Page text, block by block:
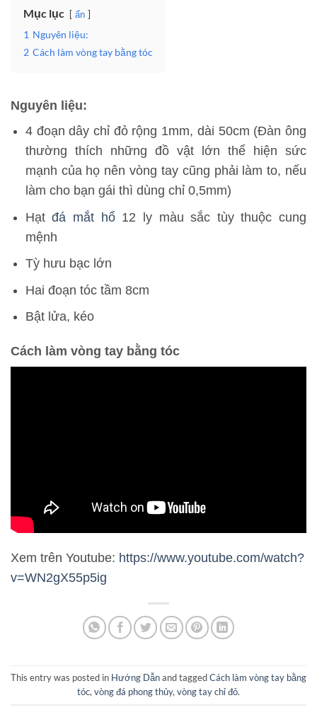
Mục lục ẩn
1 Nguyên liệu:
2 Cách làm vòng tay bằng tóc
Nguyên liệu:
4 đoạn dây chỉ đỏ rộng 1mm, dài 50cm (Đàn ông
thường thích những đồ vật lớn thể hiện sức
mạnh của họ nên vòng tay cũng phải làm to, nếu
làm cho bạn gái thì dùng chỉ 0,5mm)
Hạtđá mắt hổ12 ly màu sắc tùy thuộc cung
mệnh
Tỳ hưu bạc lớn
Hai đoạn tóc tầm 8cm
Bật lửa, kéo
Cách làm vòng tay bằng tóc
Xem trên Youtube: https://www.youtube.com/watch?
v=WN2gX55p5ig
This entry was posted in Hướng Dẫnand taggedCách làm vòng tay bằng
tóc,vòng đá phong thủy,vòng tay chỉ đỏ.